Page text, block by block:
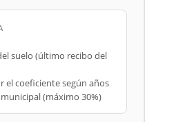
suelo (último recibo del
el coeficiente según años
(máximo 30%)